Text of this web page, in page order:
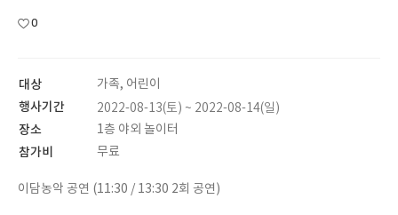
0
대상 가족, 어린이
행사기간 2022-08-13(토) ~ 2022-08-14(일)
장소 1층 야외 놀이터
참가비 무료
이담농악 공연 (11:30 / 13:30 2회 공연)